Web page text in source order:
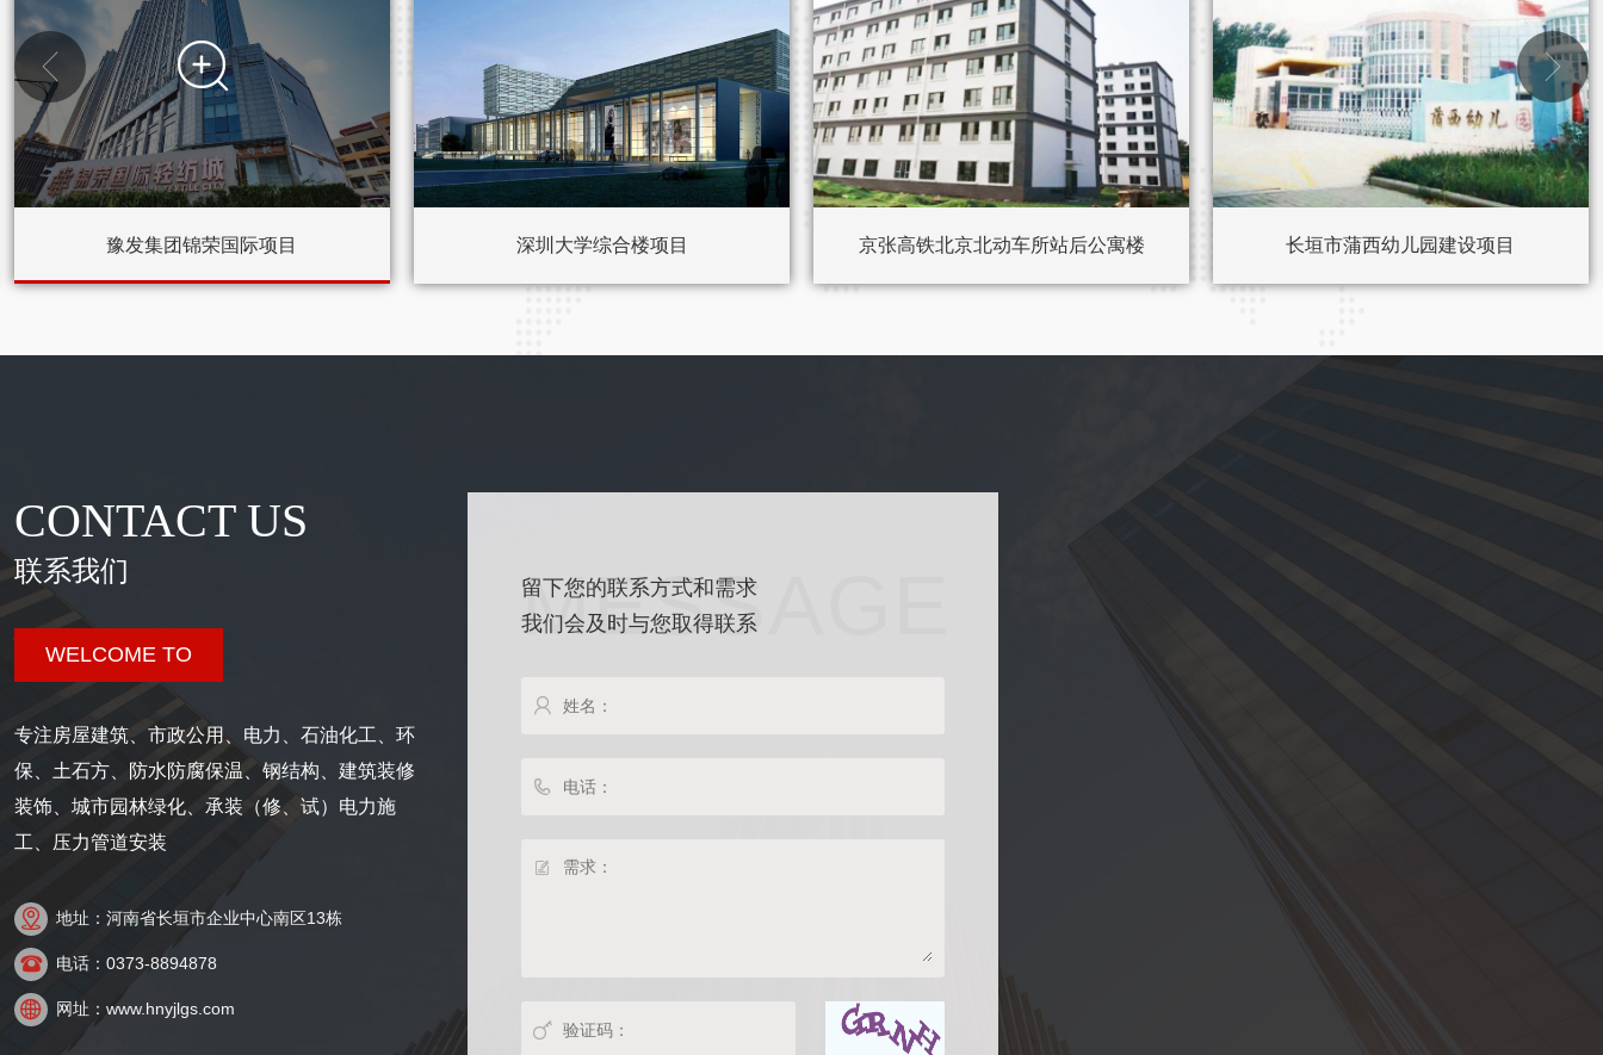

豫发集团锦荣国际项目 深圳大学综合楼项目 京张高铁北京北动车所站后公寓楼 长垣市蒲西幼儿园建设项目
 
CONTACT US
联系我们
WELCOME TO
专注房屋建筑、市政公用、电力、石油化工、环
保、土石方、防水防腐保温、钢结构、建筑装修
装饰、城市园林绿化、承装（修、试）电力施
工、压力管道安装
 地址：河南省长垣市企业中心南区13栋
 电话：0373-8894878
 网址：www.hnyjlgs.com
MESSAGE
留下您的联系方式和需求
我们会及时与您取得联系



